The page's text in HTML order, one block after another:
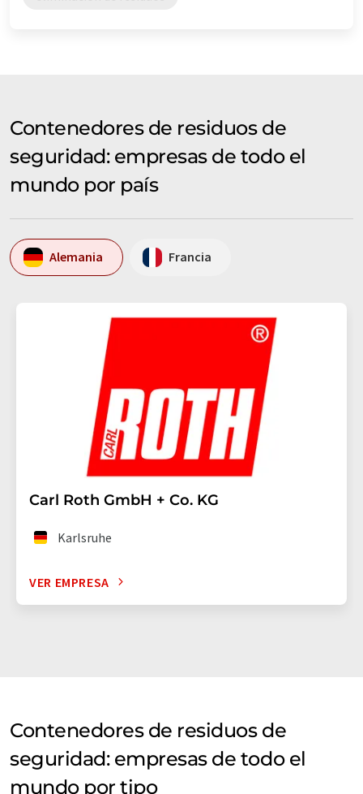
Contenedores de residuos de
seguridad: empresas de todo el
mundo por país
Alemania Francia
Carl Roth GmbH + Co. KG
Karlsruhe
VER EMPRESA
Contenedores de residuos de
seguridad: empresas de todo el
mundo por tipo